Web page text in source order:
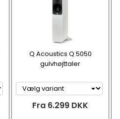
Q Acoustics Q 5050
gulvhøjttaler
Fra 6.299 DKK